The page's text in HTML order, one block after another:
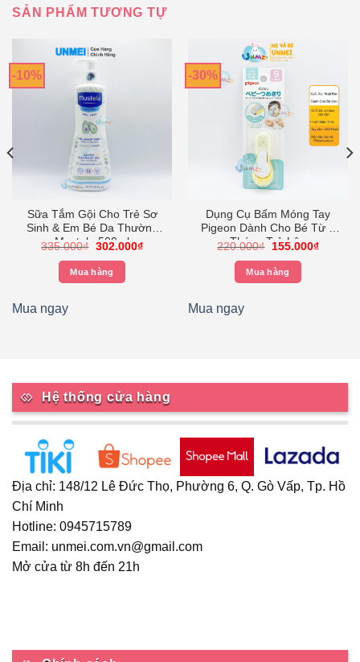
SẢN PHẨM TƯƠNG TỰ
-10%
Sữa Tắm Gội Cho Trẻ Sơ
Sinh & Em Bé Da Thường
Mustela 500ml
335.000₫ Giá
là:
335.000₫.
302.000₫Giá
Mua hàng
Mua ngay
-30%
Dụng Cụ Bấm Móng Tay
Pigeon Dành Cho Bé Từ 9
Tháng Trở Lên
220.000₫
Giá
là:
220.000₫.
155.000₫Giá
Mua hàng
Mua ngay
Hệ thống cửa hàng
Địa chỉ: 148/12 Lê Đức Thọ, Phường 6, Q. Gò Vấp, Tp. Hồ
Chí Minh
Hotline: 0945715789
Email: unmei.com.vn@gmail.com
Mở cửa từ 8h đến 21h